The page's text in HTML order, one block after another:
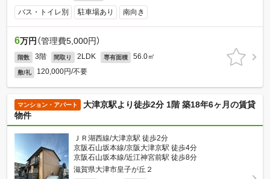
バス・トイレ別 駐車場あり 南向き
6万円 （管理費5,000円）
階数 3階 間取り 2LDK 専有面積 56.0㎡
敷/礼 120,000円/不要
マンション・アパート
大津京駅より徒歩2分 1階 築18年6ヶ月の賃貸
物件
ＪＲ湖西線/大津京駅 徒歩2分
京阪石山坂本線/京阪大津京駅 徒歩4分
京阪石山坂本線/近江神宮前駅 徒歩8分
滋賀県大津市皇子が丘２